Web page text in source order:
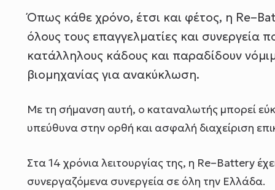
Όπως κάθε χρόνο, έτσι και φέτος, η
όλους τους επαγγελματίες και
κατάλληλους κάδους και παραδίδουν
βιομηχανίας για ανακύκλωση.
Με τη σήμανση αυτή, ο καταναλωτής μπορεί
υπεύθυνα στην ορθή και ασφαλή διαχείριση
Στα 14 χρόνια λειτουργίας της, η Re–Battery
συνεργαζόμενα συνεργεία σε όλη την Ελλάδα.